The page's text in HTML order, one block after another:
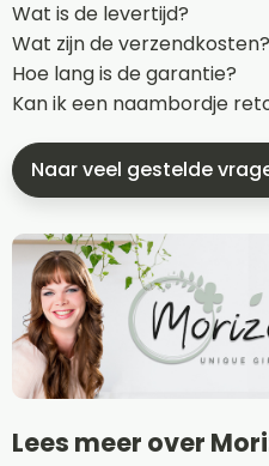
Wat is de levertijd?
Wat zijn de verzendkosten?
Hoe lang is de garantie?
Kan ik een naambordje
Naar veel gestelde
Lees meer over